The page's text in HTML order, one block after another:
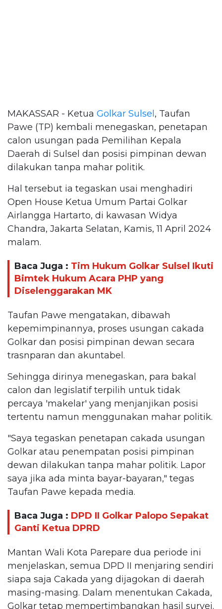
MAKASSAR - Ketua Golkar Sulsel , Taufan
Pawe (TP) kembali menegaskan, penetapan
calon usungan pada Pemilihan Kepala
Daerah di Sulsel dan posisi pimpinan dewan
dilakukan tanpa mahar politik.
Hal tersebut ia tegaskan usai menghadiri
Open House Ketua Umum Partai Golkar
Airlangga Hartarto, di kawasan Widya
Chandra, Jakarta Selatan, Kamis, 11 April 2024
malam.
Baca Juga : Tim Hukum Golkar Sulsel Ikuti
Bimtek Hukum Acara PHP yang
Diselenggarakan MK
Taufan Pawe mengatakan, dibawah
kepemimpinannya, proses usungan cakada
Golkar dan posisi pimpinan dewan secara
trasnparan dan akuntabel.
Sehingga dirinya menegaskan, para bakal
calon dan legislatif terpilih untuk tidak
percaya 'makelar' yang menjanjikan posisi
tertentu namun menggunakan mahar politik.
"Saya tegaskan penetapan cakada usungan
Golkar atau penempatan posisi pimpinan
dewan dilakukan tanpa mahar politik. Lapor
saya jika ada minta bayar-bayaran," tegas
Taufan Pawe kepada media.
Baca Juga : DPD II Golkar Palopo Sepakat
Ganti Ketua DPRD
Mantan Wali Kota Parepare dua periode ini
menjelaskan, semua DPD II menjaring sendiri
siapa saja Cakada yang dijagokan di daerah
masing-masing. Dalam menentukan Cakada,
Golkar tetap mempertimbangkan hasil survei.